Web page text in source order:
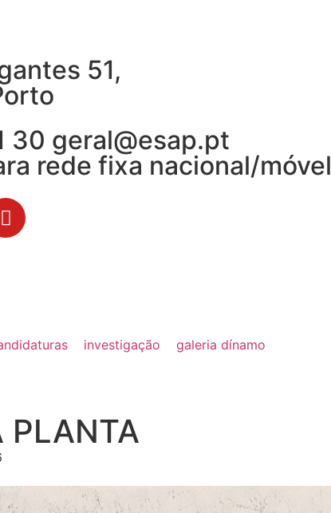
51,
30 geral@esap.pt
rede fixa nacional/móvel
investigação galeria dínamo
PLANTA